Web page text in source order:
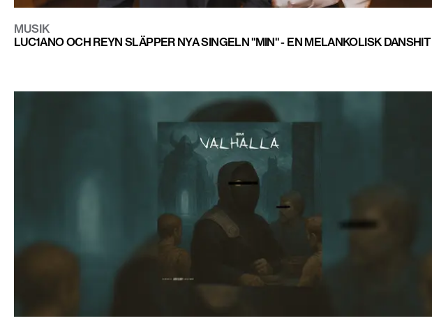
MUSIK
LUC1ANO OCH REYN SLÄPPER NYA SINGELN "MIN" - EN MELANKOLISK DANSHIT